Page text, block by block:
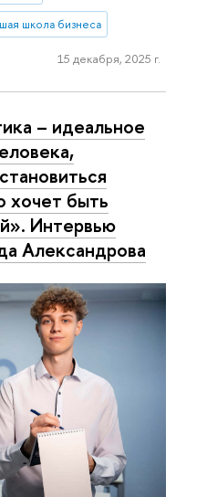
школа бизнеса
15 декабря, 2025 г.
– идеальное
хочет быть
Интервью
Александрова